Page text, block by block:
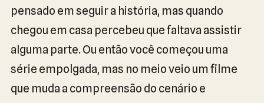
pensado em seguir a história, mas quando
chegou em casa percebeu que faltava assistir
alguma parte. Ou então você começou uma
série empolgada, mas no meio veio um filme
que muda a compreensão do cenário e